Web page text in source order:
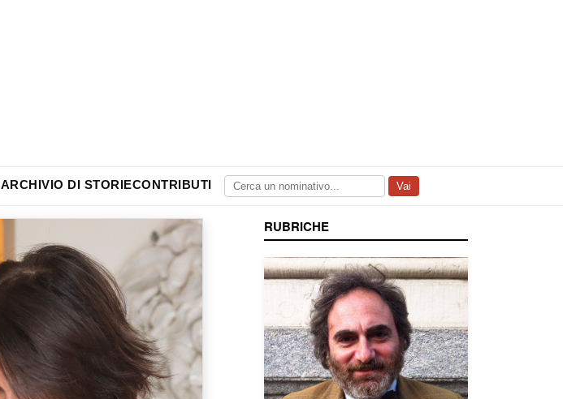
ARCHIVIO DI STORIECONTRIBUTI Vai
RUBRICHE